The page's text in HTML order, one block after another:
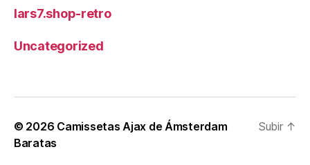
lars7.shop-retro
Uncategorized
© 2026 Camissetas Ajax de Ámsterdam
Baratas
Subir ↑